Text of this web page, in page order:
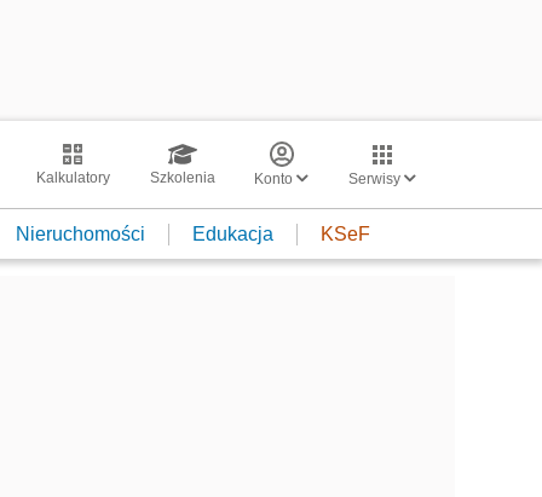
Kalkulatory Szkolenia Konto Serwisy
Nieruchomości Edukacja KSeF